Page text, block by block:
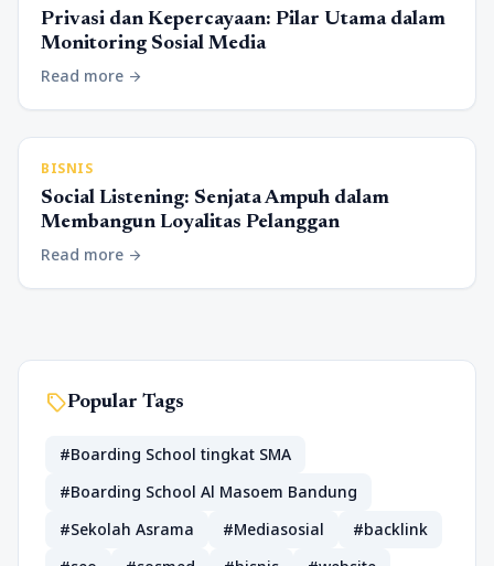
Privasi dan Kepercayaan: Pilar Utama dalam
Monitoring Sosial Media
Read more arrow_forward
BISNIS
Social Listening: Senjata Ampuh dalam
Membangun Loyalitas Pelanggan
Read more arrow_forward
sellPopular Tags
#Boarding School tingkat SMA
#Boarding School Al Masoem Bandung
#Sekolah Asrama
#Mediasosial
#backlink